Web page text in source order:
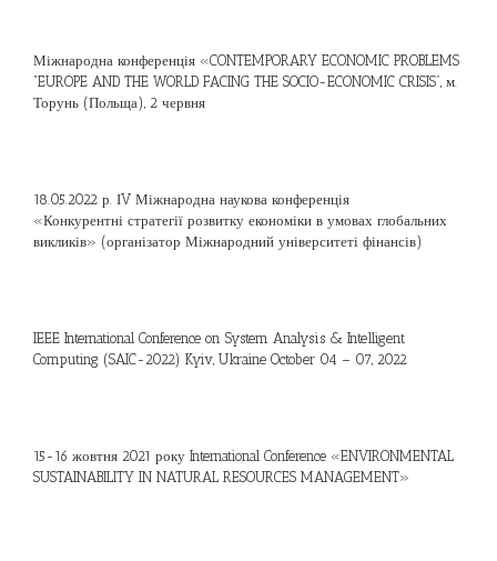
Міжнародна конференція «CONTEMPORARY ECONOMIC PROBLEMS
“EUROPE AND THE WORLD FACING THE SOCIO-ECONOMIC CRISIS”, м.
Торунь (Польща), 2 червня
18.05.2022 р. ІV Міжнародна наукова конференція
«Конкурентні стратегії розвитку економіки в умовах глобальних
викликів» (організатор Міжнародний університеті фінансів)
IEEE International Conference on System Analysis & Intelligent
Computing (SAIC-2022) Kyiv, Ukraine October 04 – 07, 2022
15-16 жовтня 2021 року International Conference «ENVIRONMENTAL
SUSTAINABILITY IN NATURAL RESOURCES MANAGEMENT»